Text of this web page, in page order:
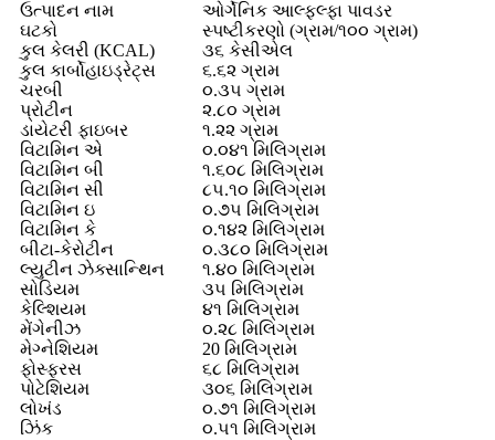
ઉત્પાદન નામ
ઓર્ગેનિક આલ્ફલ્ફા પાવડર
ઘટકો
સ્પષ્ટીકરણો (ગ્રામ/૧૦૦ ગ્રામ)
કુલ કેલરી (KCAL)
૩૬ કેસીએલ
કુલ કાર્બોહાઇડ્રેટ્સ
૬.૬૨ ગ્રામ
ચરબી
૦.૩૫ ગ્રામ
પ્રોટીન
૨.૮૦ ગ્રામ
ડાયેટરી ફાઇબર
૧.૨૨ ગ્રામ
વિટામિન એ
૦.૦૪૧ મિલિગ્રામ
વિટામિન બી
૧.૬૦૮ મિલિગ્રામ
વિટામિન સી
૮૫.૧૦ મિલિગ્રામ
વિટામિન ઇ
૦.૭૫ મિલિગ્રામ
વિટામિન કે
૦.૧૪૨ મિલિગ્રામ
બીટા-કેરોટીન
૦.૩૮૦ મિલિગ્રામ
લ્યુટીન ઝેક્સાન્થિન
૧.૪૦ મિલિગ્રામ
સોડિયમ
૩૫ મિલિગ્રામ
કેલ્શિયમ
૪૧ મિલિગ્રામ
મેંગેનીઝ
૦.૨૮ મિલિગ્રામ
મેગ્નેશિયમ
20 મિલિગ્રામ
ફોસ્ફરસ
૬૮ મિલિગ્રામ
પોટેશિયમ
૩૦૬ મિલિગ્રામ
લોખંડ
૦.૭૧ મિલિગ્રામ
ઝિંક
૦.૫૧ મિલિગ્રામ